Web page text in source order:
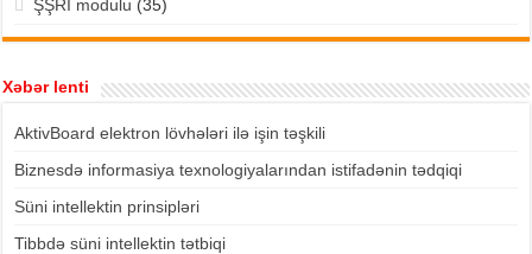
ŞŞRİ modulu (35)
Xəbər lenti
AktivBoard elektron lövhələri ilə işin təşkili
Biznesdə informasiya texnologiyalarından istifadənin tədqiqi
Süni intellektin prinsipləri
Tibbdə süni intellektin tətbiqi